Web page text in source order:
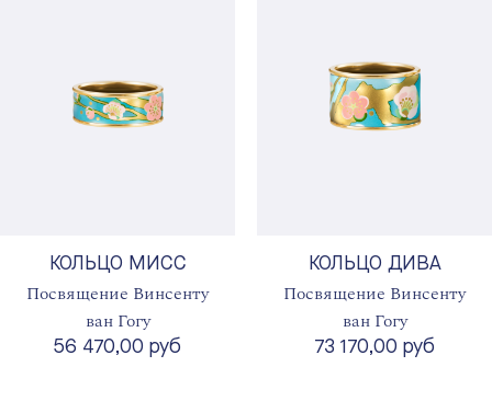
КОЛЬЦО МИСС
Посвящение Винсенту
ван Гогу
56 470,00 руб
КОЛЬЦО ДИВА
Посвящение Винсенту
ван Гогу
73 170,00 руб